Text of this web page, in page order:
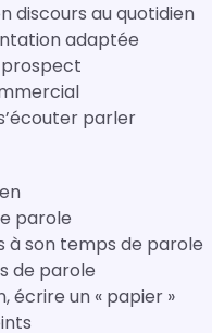
discours au quotidien
adaptée
prospect
parler
parole
à son temps de parole
de parole
écrire un « papier »